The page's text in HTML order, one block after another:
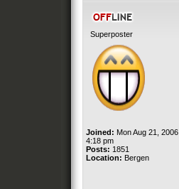
Superposter
Joined: Mon Aug 21, 2006
4:18 pm
Posts: 1851
Location: Bergen